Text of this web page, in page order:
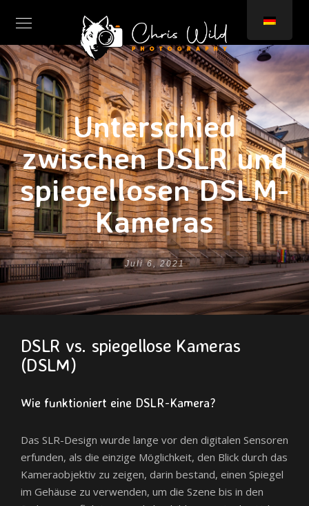
Unterschied
zwischen DSLR und
spiegellosen DSLM-
Kameras
Juli 6, 2021
DSLR vs. spiegellose Kameras
(DSLM)
Wie funktioniert eine DSLR-Kamera?
Das SLR-Design wurde lange vor den digitalen Sensoren
erfunden, als die einzige Möglichkeit, den Blick durch das
Kameraobjektiv zu zeigen, darin bestand, einen Spiegel
im Gehäuse zu verwenden, um die Szene bis in den